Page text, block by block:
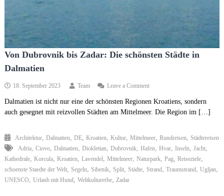
Von Dubrovnik bis Zadar: Die schönsten Städte in
Dalmatien
18. September 2023 Team Leave a Commenton
Dubrovnik
bis
schönsten
Städte
in
Dalmatien
Dalmatien ist nicht nur eine der schönsten Regionen Kroatiens, sondern
auch gesegnet mit reizvollen Städten am Mittelmeer. Die Region im […]
Architektur, Dalmatien, DE, Kroatien, Kultur, Mittelmeer, Rundreisen, Städtereisen
Adria, Ciovo, Dalmatien, Diokletian, Dubrovnik, Hafen, Hvar, Inseln, Jacht,
Kathedrale, Korcula, Kroatien, Lavendel, Mittelmeer, Naturpark, Pag, Reiseziele,
schoenste Staedte der Welt, Segeln, Sibenik, Split, Städte, Strand, Traumstrand, Ugljan,
UNESCO, Urlaub mit Hund, Weltkulturerbe, Zadar